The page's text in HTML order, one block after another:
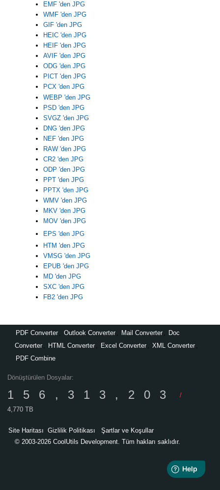
EMF 'den JPG
WMF 'den JPG
GIF 'den JPG
HEIC 'den JPG
HEIF 'den JPG
AVIF 'den JPG
ODG 'den JPG
PICT 'den JPG
PCX 'den JPG
WEBP 'den JPG
PSD 'den JPG
SVGZ 'den JPG
DNG 'den JPG
NEF 'den JPG
RAW 'den JPG
CR2 'den JPG
ODP 'den JPG
PPT 'den JPG
PPTX 'den JPG
WMV 'den JPG
MKV 'den JPG
MOV 'den JPG
EPS 'den JPG
HTM 'den JPG
VMSG 'den JPG
EPUB 'den JPG
MD 'den JPG
SXC 'den JPG
FB2 'den JPG
PDF Converter , Outlook Converter , Mail Converter ,
Doc
Converter , HTML Converter , Excel Converter , XML Converter ,
PDF Combine
Dönüştürülen Dosyalar:
156,313,203
/
4,770 TB
Site Haritası Gizlilik Politikası
Şartlar ve Koşullar
© 2003-2026 CoolUtils Development. Tüm hakları saklıdır.